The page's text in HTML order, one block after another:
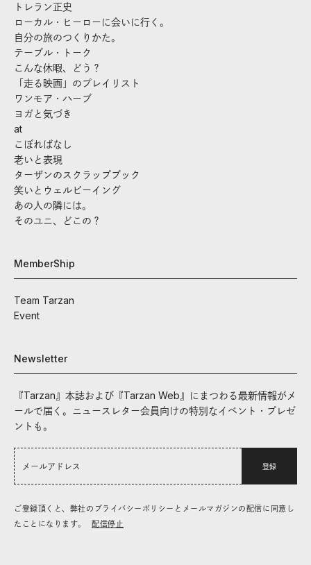
トレラン正史
ローカル・ヒーローに会いに行く。
自分の旅のつくりかた。
テーブル・トーク
こんな休暇、どう？
「走る映画」のプレイリスト
ワンモア・ハーブ
ヨガと気づき
at
こぼればなし
老いと表現
ターザンのスクラップブック
笑いとウェルビーイング
あの人の隣には。
そのユニ、どこの？
MemberShip
Team Tarzan
Event
Newsletter
『Tarzan』本誌および『Tarzan Web』にまつわる最新情報がメ
ールで届く。ニュースレター会員向けの特別なイベント・プレゼ
ントも。
登録
ご登録頂くと、弊社のプライバシーポリシーとメールマガジンの配信に同意し
たことになります。
配信停止